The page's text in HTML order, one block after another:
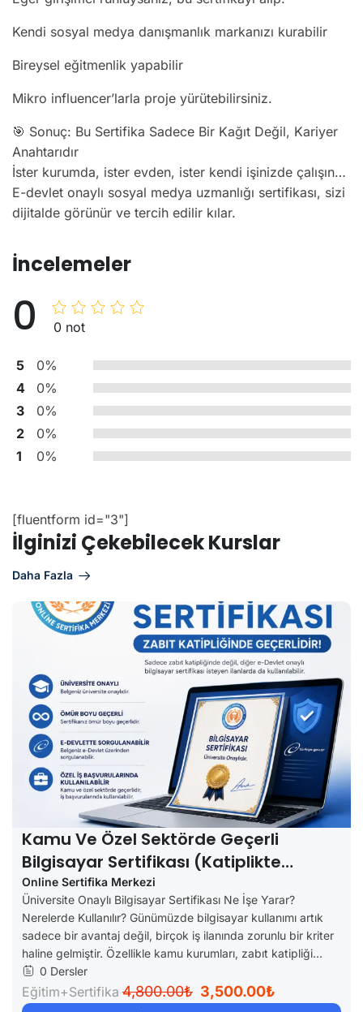
Kendi sosyal medya danışmanlık markanızı kurabilir
Bireysel eğitmenlik yapabilir
Mikro influencer’larla proje yürütebilirsiniz.
🎯 Sonuç: Bu Sertifika Sadece Bir Kağıt Değil, Kariyer
Anahtarıdır
İster kurumda, ister evden, ister kendi işinizde çalışın…
E-devlet onaylı sosyal medya uzmanlığı sertifikası, sizi
dijitalde görünür ve tercih edilir kılar.
İncelemeler
0 0 not
5
0%
4
0%
3
0%
2
0%
1
0%
[fluentform id="3"]
İlginizi Çekebilecek Kurslar
Daha Fazla
Kamu Ve Özel Sektörde Geçerli
Bilgisayar Sertifikası (Katiplikte
Geçerli)
Online Sertifika Merkezi
Üniversite Onaylı Bilgisayar Sertifikası Ne İşe Yarar?
Nerelerde Kullanılır? Günümüzde bilgisayar kullanımı artık
sadece bir avantaj değil, birçok iş ilanında zorunlu bir kriter
haline gelmiştir. Özellikle kamu kurumları, zabıt katipliği...
0 Dersler
Eğitim+Sertifika 4,800.00₺ 3,500.00₺